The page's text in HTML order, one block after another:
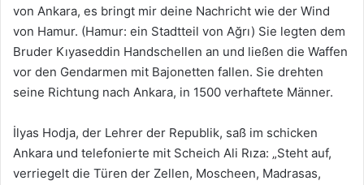
von Ankara, es bringt mir deine Nachricht wie der Wind
von Hamur. (Hamur: ein Stadtteil von Ağrı) Sie legten dem
Bruder Kıyaseddin Handschellen an und ließen die Waffen
vor den Gendarmen mit Bajonetten fallen. Sie drehten
seine Richtung nach Ankara, in 1500 verhaftete Männer.
İlyas Hodja, der Lehrer der Republik, saß im schicken
Ankara und telefonierte mit Scheich Ali Rıza: „Steht auf,
verriegelt die Türen der Zellen, Moscheen, Madrasas,